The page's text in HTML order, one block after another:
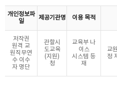
개인정보파
일
제공기관명 이용 목적
저작권
원격 교
원직무연
수 이수
자 명단
관할시
도교육
(지원)
청
교육부 나
이스
시스템 등
재
교
정